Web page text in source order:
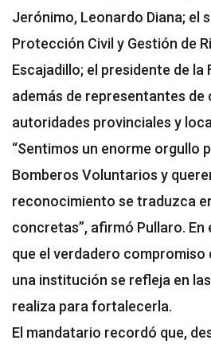
Jerónimo, Leonardo Diana; el
Protección Civil y Gestión de
Escajadillo; el presidente de la
además de representantes de
autoridades provinciales y
“Sentimos un enorme orgullo
Bomberos Voluntarios y
reconocimiento se traduzca
concretas”, afirmó Pullaro.
que el verdadero compromiso
una institución se refleja en
realiza para fortalecerla.
El mandatario recordó que,